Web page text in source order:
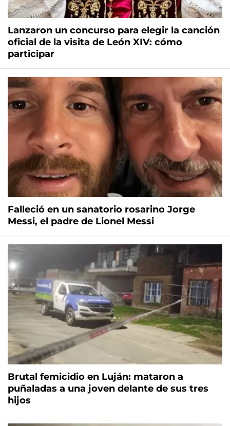
Lanzaron un concurso para elegir la canción
oficial de la visita de León XIV: cómo
participar
Falleció en un sanatorio rosarino Jorge
Messi, el padre de Lionel Messi
Brutal femicidio en Luján: mataron a
puñaladas a una joven delante de sus tres
hijos